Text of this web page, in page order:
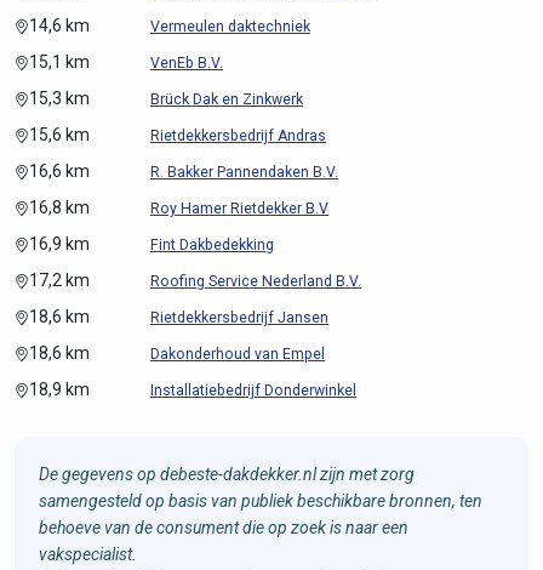
14,6 km Vermeulen daktechniek
15,1 km VenEb B.V.
15,3 km Brück Dak en Zinkwerk
15,6 km Rietdekkersbedrijf Andras
16,6 km R. Bakker Pannendaken B.V.
16,8 km Roy Hamer Rietdekker B.V
16,9 km Fint Dakbedekking
17,2 km Roofing Service Nederland B.V.
18,6 km Rietdekkersbedrijf Jansen
18,6 km Dakonderhoud van Empel
18,9 km Installatiebedrijf Donderwinkel
De gegevens op debeste-dakdekker.nl zijn met zorg
samengesteld op basis van publiek beschikbare bronnen, ten
behoeve van de consument die op zoek is naar een
vakspecialist.